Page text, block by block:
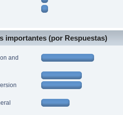
importantes (por Respuestas)
and